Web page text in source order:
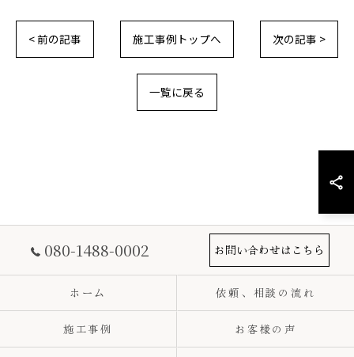
< 前の記事 施工事例トップへ 次の記事 >
一覧に戻る
080-1488-0002 お問い合わせはこちら
ホーム 依頼、相談の流れ
施工事例 お客様の声